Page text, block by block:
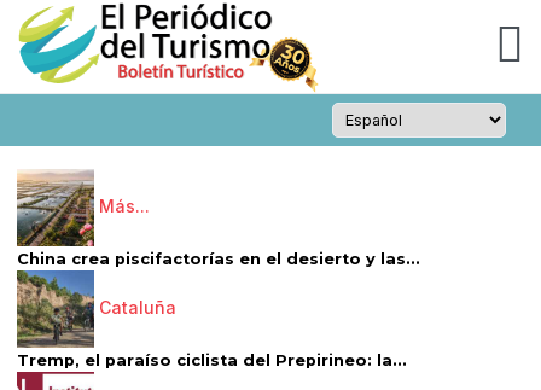
Más...
China crea piscifactorías en el desierto y las...
Cataluña
Tremp, el paraíso ciclista del Prepirineo: la...